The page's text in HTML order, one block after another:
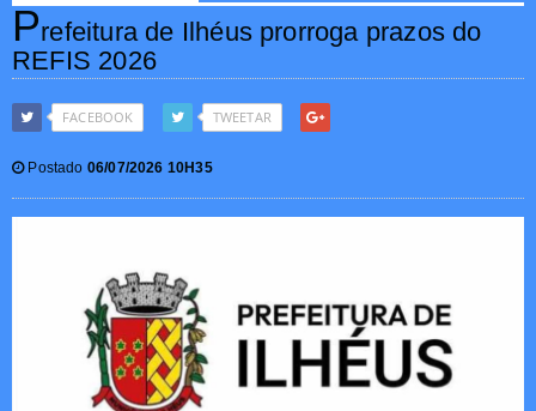
Prefeitura de Ilhéus prorroga prazos do
REFIS 2026
FACEBOOK TWEETAR
Postado 06/07/2026 10H35